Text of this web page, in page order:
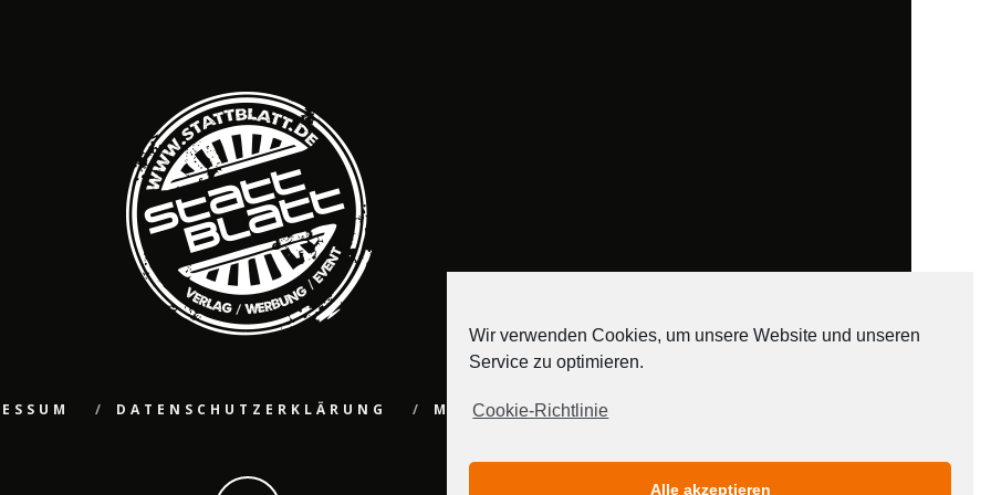
DATENSCHUTZERKLÄRUNG MEDIADATEN
Wir verwenden Cookies, um unsere Website und unseren
Service zu optimieren.
Cookie-Richtlinie
Alle akzeptieren